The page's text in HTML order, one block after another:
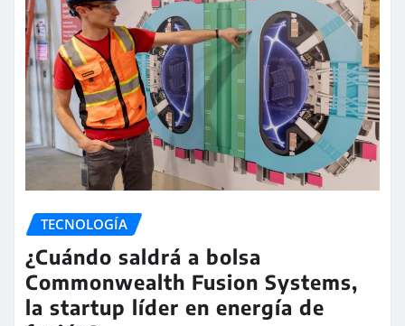
TECNOLOGÍA
¿Cuándo saldrá a bolsa
Commonwealth Fusion Systems,
la startup líder en energía de